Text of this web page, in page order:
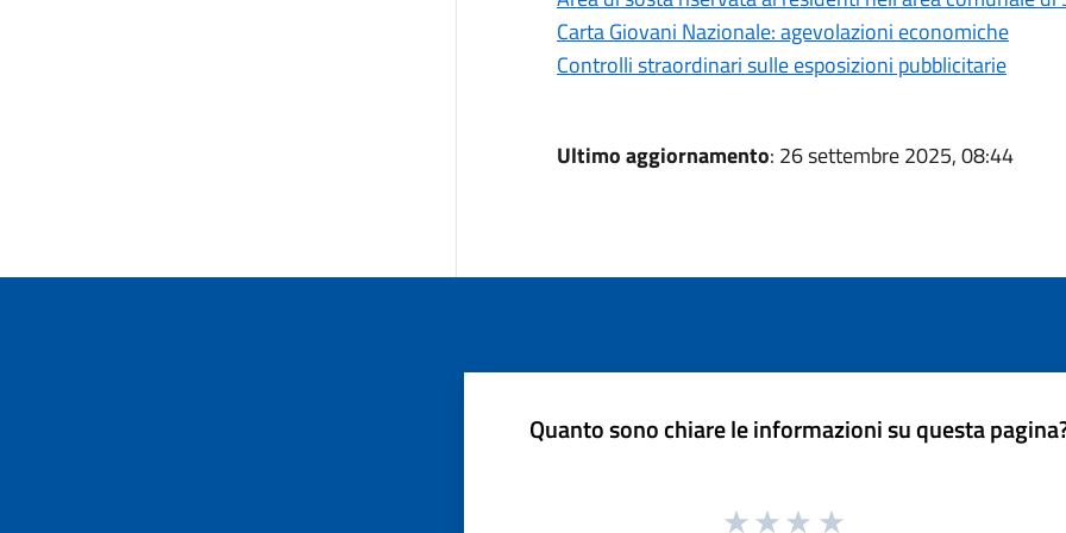
Carta Giovani Nazionale: agevolazioni economiche
Controlli straordinari sulle esposizioni pubblicitarie
Ultimo aggiornamento: 26 settembre 2025, 08:44
Quanto sono chiare le informazioni su questa